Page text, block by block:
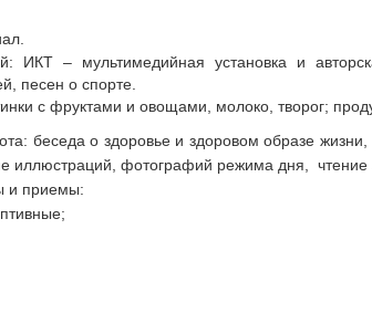
ИКТ – мультимедийная установка и
песен о спорте.
с фруктами и овощами, молоко, творог;
беседа о здоровье и здоровом образе
иллюстраций, фотографий режима дня, чтение
и приемы: